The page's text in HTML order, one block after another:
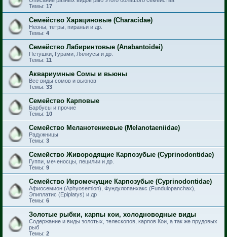
Темы: 17
Семейство Харациновые (Characidae)
Неоны, тетры, пираньи и др.
Темы: 4
Семейство Лабиринтовые (Anabantoidei)
Петушки, Гурами, Лялиусы и др.
Темы: 11
Аквариумные Сомы и вьюны
Все виды сомов и вьюнов
Темы: 33
Семейство Карповые
Барбусы и прочие
Темы: 10
Семейство Меланотениевые (Melanotaeniidae)
Радужницы
Темы: 3
Семейство Живородящие Карпозубые (Cyprinodontidae)
Гуппи, меченосцы, пецилии и др.
Темы: 9
Семейство Икромечущие Карпозубые (Cyprinodontidae)
Афиосемион (Aphyosemion), Фундулопанхакс (Fundulopanchax),
Эпиплатис (Epiplatys) и др
Темы: 6
Золотые рыбки, карпы кои, холодноводные виды
Содержание и виды золотых, телескопов, карпов Кои, а так же прудовых
рыб
Темы: 2